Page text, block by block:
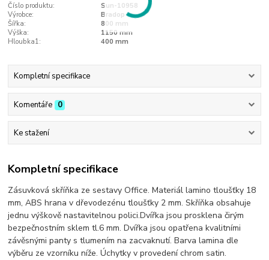
Číslo produktu:
Sun-10958
Výrobce:
Bradop
Šířka:
800 mm
Výška:
1150 mm
Hloubka1:
400 mm
Kompletní specifikace
Komentáře 0
Ke stažení
Kompletní specifikace
Zásuvková skříňka ze sestavy Office. Materiál lamino tloušťky 18
mm, ABS hrana v dřevodezénu tloušťky 2 mm. Skříňka obsahuje
jednu výškově nastavitelnou polici.Dvířka jsou prosklena čirým
bezpečnostním sklem tl.6 mm. Dvířka jsou opatřena kvalitními
závěsnými panty s tlumením na zacvaknutí. Barva lamina dle
výběru ze vzorníku níže. Úchytky v provedení chrom satin.